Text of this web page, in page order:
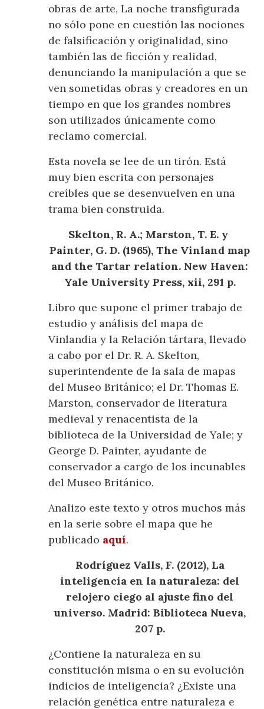
obras de arte, La noche transfigurada
no sólo pone en cuestión las nociones
de falsificación y originalidad, sino
también las de ficción y realidad,
denunciando la manipulación a que se
ven sometidas obras y creadores en un
tiempo en que los grandes nombres
son utilizados únicamente como
reclamo comercial.
Esta novela se lee de un tirón. Está
muy bien escrita con personajes
creíbles que se desenvuelven en una
trama bien construida.
Skelton, R. A.; Marston, T. E. y
Painter, G. D. (1965), The Vinland map
and the Tartar relation. New Haven:
Yale University Press, xii, 291 p.
Libro que supone el primer trabajo de
estudio y análisis del mapa de
Vinlandia y la Relación tártara, llevado
a cabo por el Dr. R. A. Skelton,
superintendente de la sala de mapas
del Museo Británico; el Dr. Thomas E.
Marston, conservador de literatura
medieval y renacentista de la
biblioteca de la Universidad de Yale; y
George D. Painter, ayudante de
conservador a cargo de los incunables
del Museo Británico.
Analizo este texto y otros muchos más
en la serie sobre el mapa que he
publicado aquí.
Rodríguez Valls, F. (2012), La
inteligencia en la naturaleza: del
relojero ciego al ajuste fino del
universo. Madrid: Biblioteca Nueva,
207 p.
¿Contiene la naturaleza en su
constitución misma o en su evolución
indicios de inteligencia? ¿Existe una
relación genética entre naturaleza e